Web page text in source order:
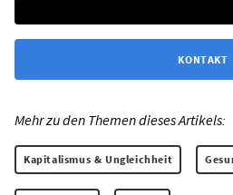
KONTAKT
Mehr zu den Themen dieses Artikels:
Kapitalismus & Ungleichheit